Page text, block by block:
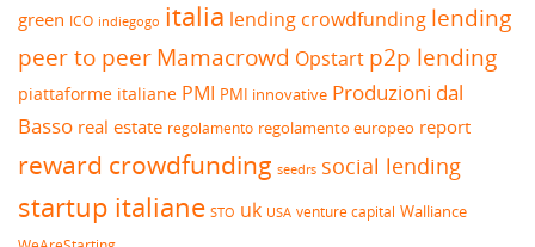
green ICO indiegogo italia lending crowdfunding lending
peer to peerMamacrowd Opstart p2p lending
piattaforme italiane PMI PMI innovative Produzioni dal
Basso real estate regolamento regolamento europeo report
reward crowdfunding seedrs social lending
startup italiane STO uk USA venture capital Walliance